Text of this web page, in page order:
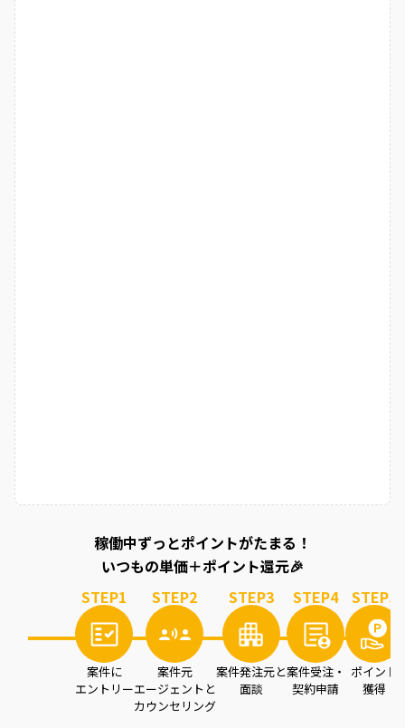
稼働中ずっとポイントがたまる！
いつもの単価＋ポイント還元🎉
STEP1
案件に
エントリー
STEP2
案件元
エージェントと
カウンセリング
STEP3
案件発注元と
面談
STEP4
案件受注・
契約申請
STEP5
ポイント
獲得